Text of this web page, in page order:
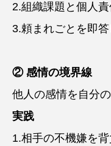
2.組織課題と個人
3.頼まれごとを即
② 感情の境界線
他人の感情を自分
実践
1.相手の不機嫌を